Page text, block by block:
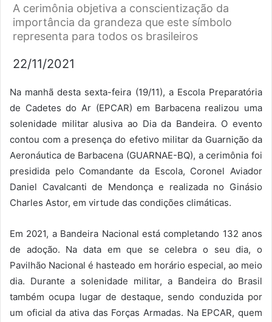
A cerimônia objetiva a conscientização da
importância da grandeza que este símbolo
representa para todos os brasileiros
22/11/2021
Na manhã desta sexta-feira (19/11), a Escola Preparatória
de Cadetes do Ar (EPCAR) em Barbacena realizou uma
solenidade militar alusiva ao Dia da Bandeira. O evento
contou com a presença do efetivo militar da Guarnição da
Aeronáutica de Barbacena (GUARNAE-BQ), a cerimônia foi
presidida pelo Comandante da Escola, Coronel Aviador
Daniel Cavalcanti de Mendonça e realizada no Ginásio
Charles Astor, em virtude das condições climáticas.
Em 2021, a Bandeira Nacional está completando 132 anos
de adoção. Na data em que se celebra o seu dia, o
Pavilhão Nacional é hasteado em horário especial, ao meio
dia. Durante a solenidade militar, a Bandeira do Brasil
também ocupa lugar de destaque, sendo conduzida por
um oficial da ativa das Forças Armadas. Na EPCAR, quem